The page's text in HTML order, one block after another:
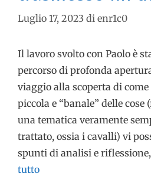
Luglio 17, 2023 di enr1c0
Il lavoro svolto con Paolo è
percorso di profonda
viaggio alla scoperta di
piccola e “banale” delle
una tematica veramente
trattato, ossia i cavalli) vi
spunti di analisi e
tutto